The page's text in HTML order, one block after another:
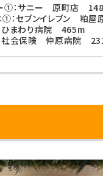
①：サニー 原町店
①：セブンイレブン 粕
ひまわり病院 465m
社会保険 仲原病院